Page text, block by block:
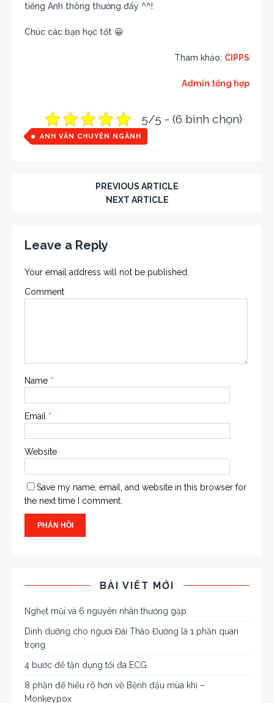
tiếng Anh thông thường đấy ^^!
Chúc các bạn học tốt 😀
Tham khảo: CIPPS
Admin tổng hợp
5/5 - (6 bình chọn)
ANH VĂN CHUYÊN NGÀNH
PREVIOUS ARTICLE
NEXT ARTICLE
Leave a Reply
Your email address will not be published.
Comment
Name *
Email *
Website
Save my name, email, and website in this browser for
the next time I comment.
BÀI VIẾT MỚI
Nghẹt mũi và 6 nguyên nhân thường gặp
Dinh dưỡng cho người Đái Tháo Đường là 1 phần quan
trọng
4 bước để tận dụng tối đa ECG
8 phần để hiểu rõ hơn về Bệnh đậu mùa khỉ –
Monkeypox